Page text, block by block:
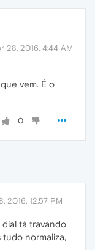
28, 2016, 4:44 AM
vem. É o
0
2016, 12:57 PM
tá travando
normaliza,